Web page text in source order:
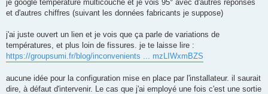
je google température multicouche et je vois 95° avec d'autres réponses
et d'autres chiffres (suivant les données fabricants je suppose)
j'ai juste ouvert un lien et je vois que ça parle de variations de
températures, et plus loin de fissures. je te laisse lire :
https://groupsumi.fr/blog/inconvenients ... mzLIWxmBZS
aucune idée pour la configuration mise en place par l'installateur. il saurait
dire, à défaut d'intervenir. Le cas que j'ai employé une fois c'est une sortie